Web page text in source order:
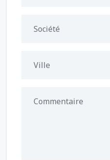
Société
Ville
Commentaire